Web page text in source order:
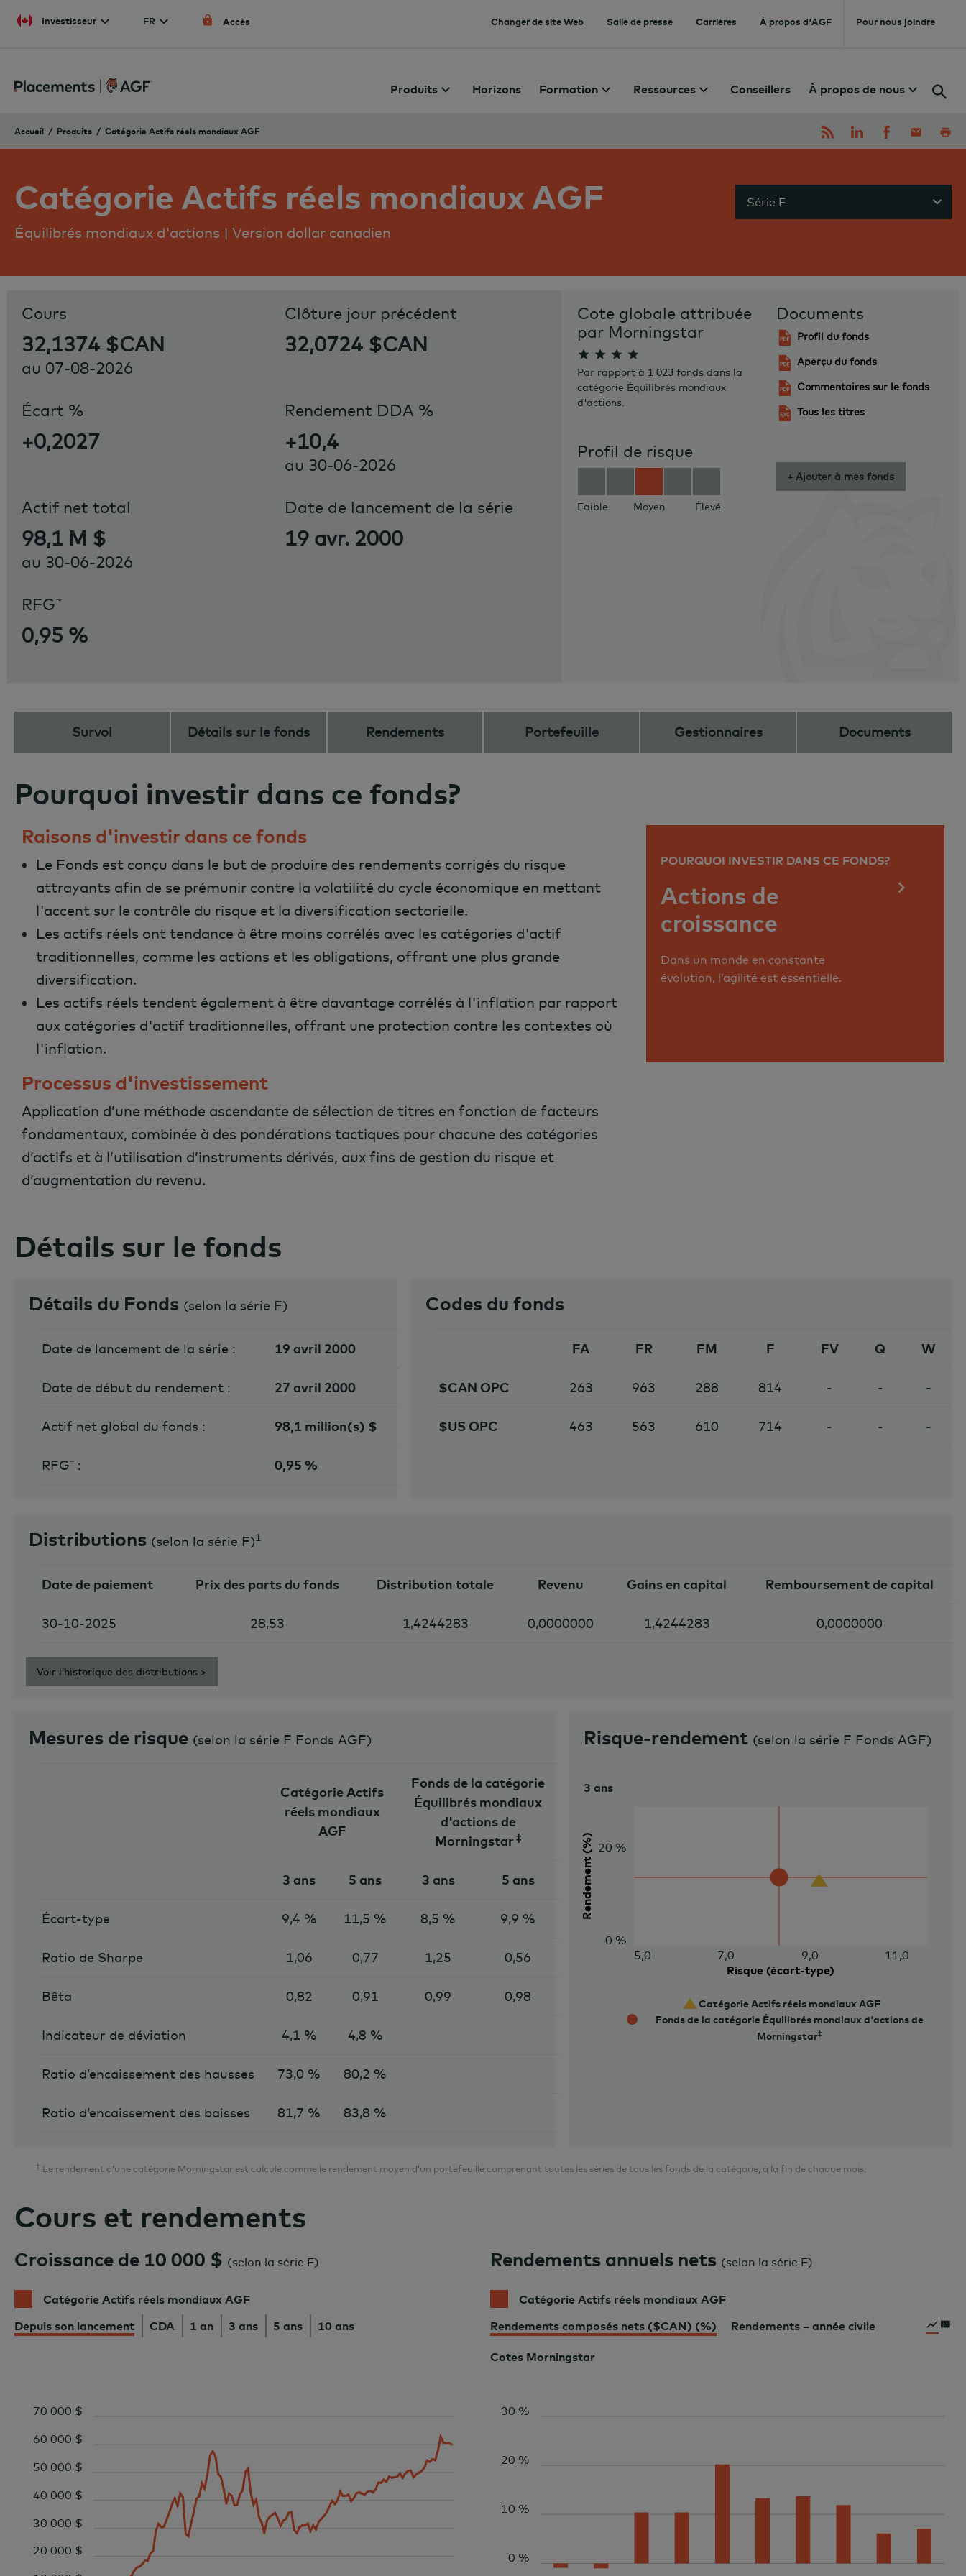
Investisseur FR Accès Changer de site Web Salle de presse Carrières À propos d'AGF Pour nous joindre
Produits Horizons Formation Ressources Conseillers À propos de nous
Accueil Produits Catégorie Actifs réels mondiaux AGF
Catégorie Actifs réels mondiaux AGF
Équilibrés mondiaux d'actions | Version dollar canadien
Série F
Cours
32,1374 $CAN
au 07-08-2026
Clôture jour précédent
32,0724 $CAN
Écart %
+0,2027
Rendement DDA %
+10,4
au 30-06-2026
Actif net total
98,1 M $
au 30-06-2026
Date de lancement de la série
19 avr. 2000
RFG~
0,95 %
Cote globale attribuée
par Morningstar
Par rapport à 1 023 fonds dans la
catégorie Équilibrés mondiaux
d'actions.
Profil de risque
Faible Moyen Élevé
Documents
Profil du fonds
Aperçu du fonds
Commentaires sur le fonds
Tous les titres
+ Ajouter à mes fonds
Survol Détails sur le fonds Rendements Portefeuille Gestionnaires Documents
Pourquoi investir dans ce fonds?
Raisons d'investir dans ce fonds
Le Fonds est conçu dans le but de produire des rendements corrigés du risque
attrayants afin de se prémunir contre la volatilité du cycle économique en mettant
l'accent sur le contrôle du risque et la diversification sectorielle.
Les actifs réels ont tendance à être moins corrélés avec les catégories d'actif
traditionnelles, comme les actions et les obligations, offrant une plus grande
diversification.
Les actifs réels tendent également à être davantage corrélés à l'inflation par rapport
aux catégories d'actif traditionnelles, offrant une protection contre les contextes où
l'inflation.
Processus d'investissement
Application d’une méthode ascendante de sélection de titres en fonction de facteurs
fondamentaux, combinée à des pondérations tactiques pour chacune des catégories
d’actifs et à l’utilisation d’instruments dérivés, aux fins de gestion du risque et
d’augmentation du revenu.
POURQUOI INVESTIR DANS CE FONDS?
Actions de
croissance
Dans un monde en constante
évolution, l’agilité est essentielle.
Détails sur le fonds
Détails du Fonds (selon la série F)
Date de lancement de la série : 19 avril 2000
Date de début du rendement : 27 avril 2000
Actif net global du fonds : 98,1 million(s) $
RFG˜ : 0,95 %
Codes du fonds
FA FR FM F FV Q W
$CAN OPC 263 963 288 814 - - -
$US OPC 463 563 610 714 - - -
Distributions (selon la série F)1
Date de paiement Prix des parts du fonds Distribution totale Revenu Gains en capital Remboursement de capital
30-10-2025 28,53 1,4244283 0,0000000 1,4244283 0,0000000
Voir l’historique des distributions >
Mesures de risque (selon la série F Fonds AGF)
Catégorie Actifs
réels mondiaux
AGF
Fonds de la catégorie
Équilibrés mondiaux
d'actions de
Morningstar ‡
3 ans 5 ans 3 ans 5 ans
Écart-type 9,4 % 11,5 % 8,5 % 9,9 %
Ratio de Sharpe 1,06 0,77 1,25 0,56
Bêta 0,82 0,91 0,99 0,98
Indicateur de déviation 4,1 % 4,8 %
Ratio d’encaissement des hausses 73,0 % 80,2 %
Ratio d’encaissement des baisses 81,7 % 83,8 %
Risque-rendement (selon la série F Fonds AGF)
Rendement (%)
Risque (écart-type)
5,0 7,0 9,0 11,0
0 %
20 %
3 ans
Catégorie Actifs réels mondiaux AGF
Fonds de la catégorie Équilibrés mondiaux d'actions de
Morningstar
‡ Le rendement d’une catégorie Morningstar est calculé comme le rendement moyen d’un portefeuille comprenant toutes les séries de tous les fonds de la catégorie, à la fin de chaque mois.
Cours et rendements
Croissance de 10 000 $ (selon la série F)
Catégorie Actifs réels mondiaux AGF
Depuis son lancement
CDA 1 an 3 ans 5 ans 10 ans
20 000 $
30 000 $
40 000 $
50 000 $
60 000 $
70 000 $
Rendements annuels nets (selon la série F)
Catégorie Actifs réels mondiaux AGF
Rendements composés nets ($CAN) (%)
Rendements – année civile
Cotes Morningstar
0 %
10 %
20 %
30 %